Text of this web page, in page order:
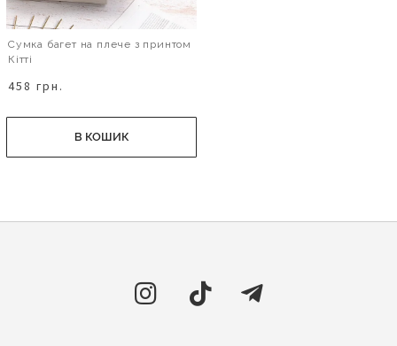
Сумка багет на плече з принтом
Кітті
458 грн.
В КОШИК